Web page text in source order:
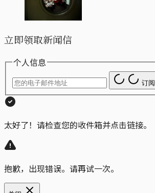
立即领取新闻信
个人信息
订阅
太好了！请检查您的收件箱并点击链接。
抱歉，出现错误。请再试一次。